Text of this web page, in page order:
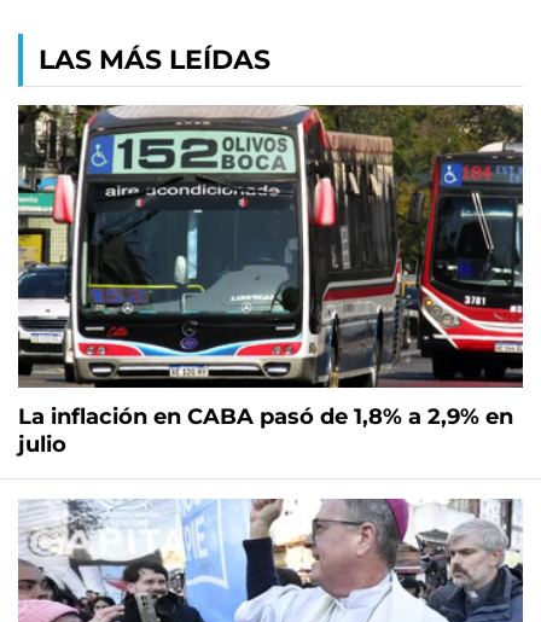
LAS MÁS LEÍDAS
La inflación en CABA pasó de 1,8% a 2,9% en
julio